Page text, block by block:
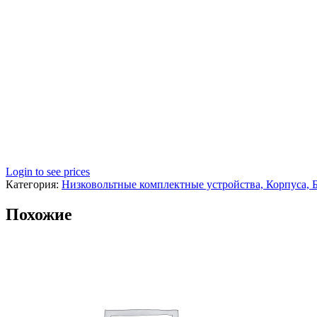
Login to see prices
Категория: Низковольтные комплектные устройства, Корпуса,
Похожие